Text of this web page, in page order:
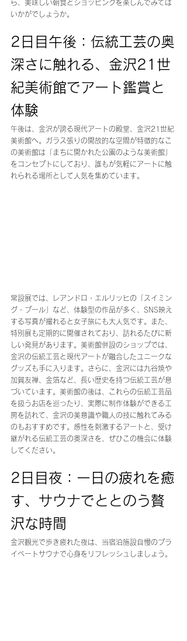
ら、美味しい朝食とショッピングを楽しんでみては
いかがでしょうか。
2日目午後：伝統工芸の奥
深さに触れる、金沢21世
紀美術館でアート鑑賞と
体験
午後は、金沢が誇る現代アートの殿堂、金沢21世紀
美術館へ。ガラス張りの開放的な空間が特徴的なこ
の美術館は「まちに開かれた公園のような美術館」
をコンセプトにしており、誰もが気軽にアートに触
れられる場所として人気を集めています。
常設展では、レアンドロ・エルリッヒの「スイミン
グ・プール」など、体験型の作品が多く、SNS映え
する写真が撮れると女子旅にも大人気です。また、
特別展も定期的に開催されており、訪れるたびに新
しい発見があります。美術館併設のショップでは、
金沢の伝統工芸と現代アートが融合したユニークな
グッズも手に入ります。さらに、金沢には九谷焼や
加賀友禅、金箔など、長い歴史を持つ伝統工芸が息
づいています。美術館の後は、これらの伝統工芸品
を扱うお店を巡ったり、実際に制作体験ができる工
房を訪れて、金沢の美意識や職人の技に触れてみる
のもおすすめです。感性を刺激するアートと、受け
継がれる伝統工芸の奥深さを、ぜひこの機会に体験
してください。
2日目夜：一日の疲れを癒
す、サウナでととのう贅
沢な時間
金沢観光で歩き疲れた夜は、当宿泊施設自慢のプラ
イベートサウナで心身をリフレッシュしましょう。